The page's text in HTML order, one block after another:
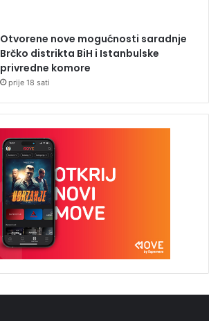
Otvorene nove mogućnosti saradnje
Brčko distrikta BiH i Istanbulske
privredne komore
prije 18 sati